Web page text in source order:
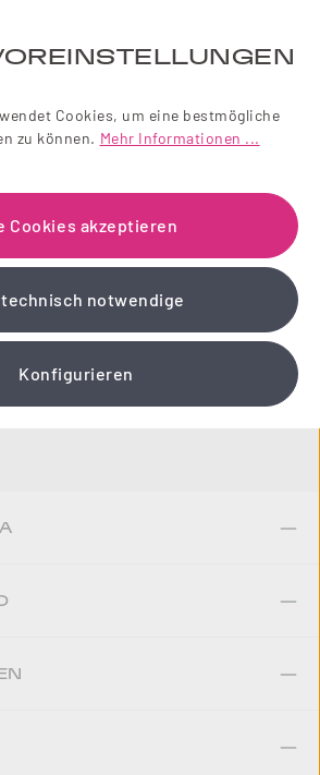
Abonnieren Sie jetzt unseren
Newsletter.
einen 10 % Gutschein!
Cookies, um eine bestmögliche
zu können. Mehr Informationen ...
Cookies akzeptieren
notwendige
Konfigurieren